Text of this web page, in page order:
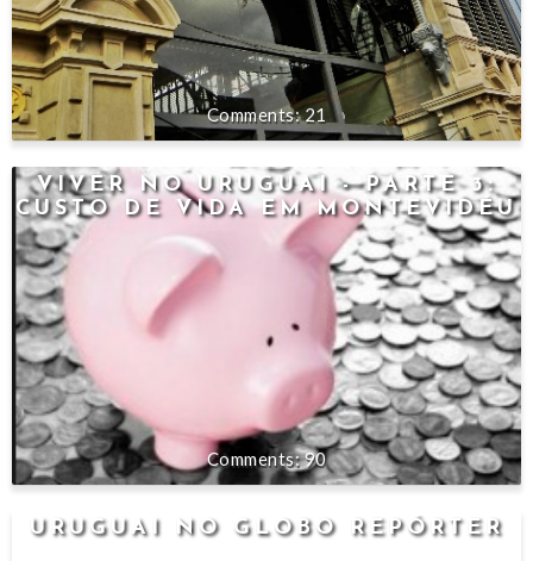
21
VIVER NO URUGUAI - PARTE 3:
CUSTO DE VIDA EM MONTEVIDÉU
90
URUGUAI NO GLOBO REPÓRTER